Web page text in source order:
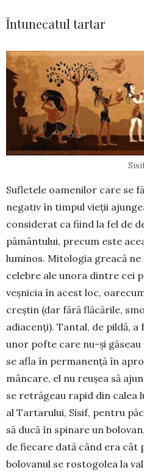
Întunecatul tartar
Sufletele oamenilor care se
negativ în timpul vieții
considerat ca fiind la fel de
pământului, precum este
luminos. Mito­lo­gia greacă ne
celebre ale unora dintre cei
veșnicia în acest loc,
creștin (dar fără flăcările,
adiacenți). Tantal, de pildă,
unor pofte care nu-și
se afla în permanență în
mâncare, el nu reușea să
se retrăgeau rapid din calea
al Tartarului, Sisif, pentru
să ducă în spinare un
de fiecare dată când era cât
bolovanul se rostogolea la